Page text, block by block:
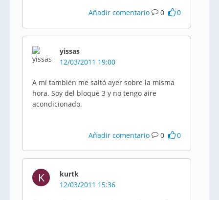
Añadir comentario 0 0
yissas
12/03/2011 19:00
A mí también me saltó ayer sobre la misma
hora. Soy del bloque 3 y no tengo aire
acondicionado.
Añadir comentario 0 0
K
kurtk
12/03/2011 15:36